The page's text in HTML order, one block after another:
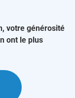
votre générosité
ont le plus